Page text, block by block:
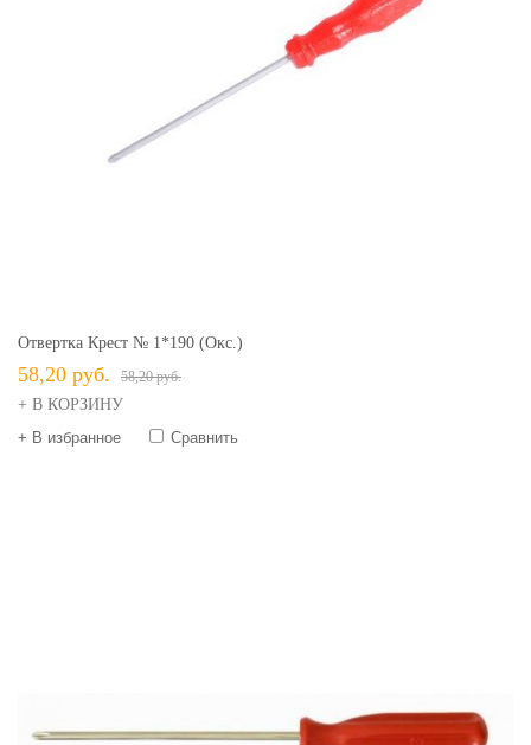
Отвертка Крест № 1*190 (окс.)
58,20 руб. 58,20 руб.
+ В КОРЗИНУ
+ В избранное
Сравнить